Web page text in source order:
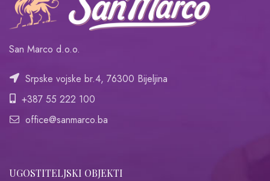
San Marco d.o.o.
Srpske vojske br.4, 76300 Bijeljina
+387 55 222 100
office@sanmarco.ba
UGOSTITELJSKI OBJEKTI